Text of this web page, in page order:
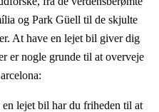
og Park Güell til de skjulte
At have en lejet bil giver dig
er nogle grunde til at overveje
lejet bil har du friheden til at